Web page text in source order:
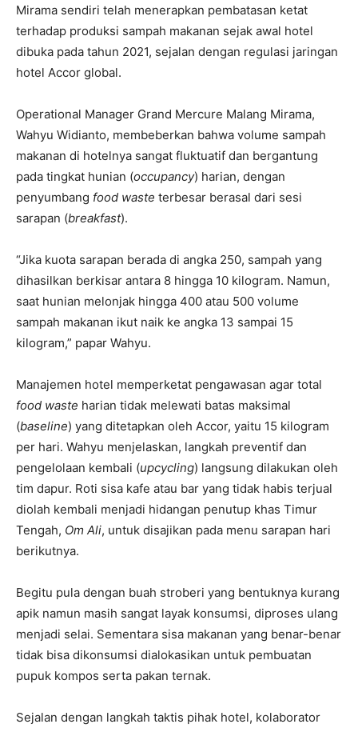
Mirama sendiri telah menerapkan pembatasan ketat
terhadap produksi sampah makanan sejak awal hotel
dibuka pada tahun 2021, sejalan dengan regulasi jaringan
hotel Accor global.
Operational Manager Grand Mercure Malang Mirama,
Wahyu Widianto, membeberkan bahwa volume sampah
makanan di hotelnya sangat fluktuatif dan bergantung
pada tingkat hunian (occupancy) harian, dengan
penyumbang food waste terbesar berasal dari sesi
sarapan (breakfast).
“Jika kuota sarapan berada di angka 250, sampah yang
dihasilkan berkisar antara 8 hingga 10 kilogram. Namun,
saat hunian melonjak hingga 400 atau 500 volume
sampah makanan ikut naik ke angka 13 sampai 15
kilogram,” papar Wahyu.
Manajemen hotel memperketat pengawasan agar total
food waste harian tidak melewati batas maksimal
(baseline) yang ditetapkan oleh Accor, yaitu 15 kilogram
per hari. Wahyu menjelaskan, langkah preventif dan
pengelolaan kembali (upcycling) langsung dilakukan oleh
tim dapur. Roti sisa kafe atau bar yang tidak habis terjual
diolah kembali menjadi hidangan penutup khas Timur
Tengah, Om Ali, untuk disajikan pada menu sarapan hari
berikutnya.
Begitu pula dengan buah stroberi yang bentuknya kurang
apik namun masih sangat layak konsumsi, diproses ulang
menjadi selai. Sementara sisa makanan yang benar-benar
tidak bisa dikonsumsi dialokasikan untuk pembuatan
pupuk kompos serta pakan ternak.
Sejalan dengan langkah taktis pihak hotel, kolaborator